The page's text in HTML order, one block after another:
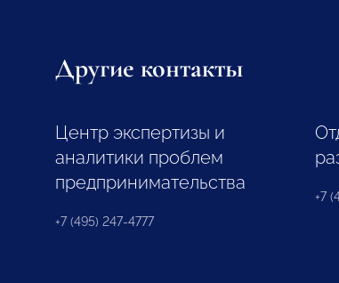
Другие контакты
Центр экспертизы и
аналитики проблем
предпринимательства
+7 (495) 247-4777
+7